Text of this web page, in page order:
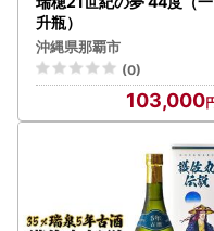
升瓶）
沖縄県那覇市
(0)
103,000